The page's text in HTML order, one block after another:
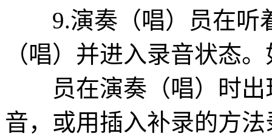
9.演奏（唱）员在听
（唱）并进入录音状态
员在演奏（唱）时出
音，或用插入补录的方